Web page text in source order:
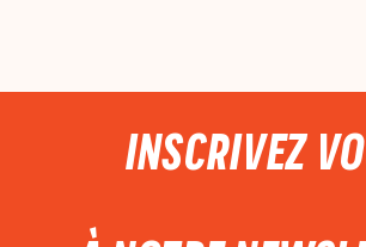
INSCRIVEZ